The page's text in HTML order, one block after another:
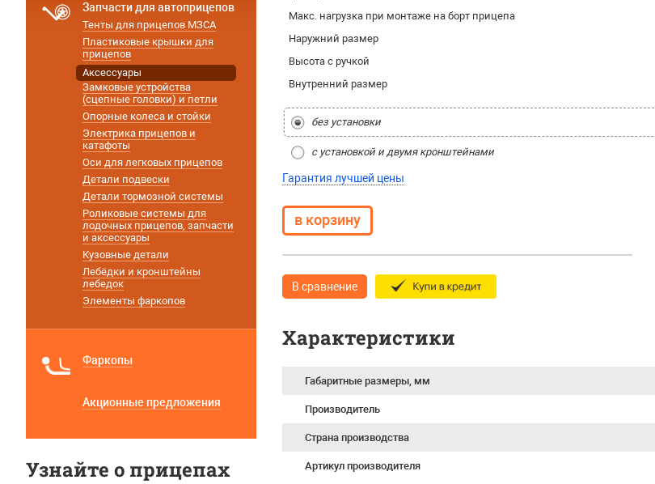
Макс. нагрузка при монтаже на борт прицепа
Наружний размер
Высота с ручкой
Внутренний размер
без установки
с установкой и двумя кронштейнами
Гарантия лучшей цены
В сравнение
Характеристики
Габаритные размеры, мм
Производитель
Страна производства
Артикул производителя
Запчасти для автоприцепов
Тенты для прицепов МЗСА
Пластиковые крышки для
прицепов
Аксессуары
Замковые устройства
(сцепные головки) и петли
Опорные колеса и стойки
Электрика прицепов и
катафоты
Оси для легковых прицепов
Детали подвески
Детали тормозной системы
Роликовые системы для
лодочных прицепов, запчасти
и аксессуары
Кузовные детали
Лебёдки и кронштейны
лебедок
Элементы фаркопов
Фаркопы
Акционные предложения
Узнайте о прицепах